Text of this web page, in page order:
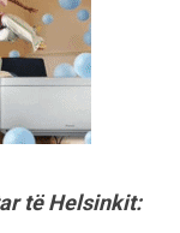
të Helsinkit: